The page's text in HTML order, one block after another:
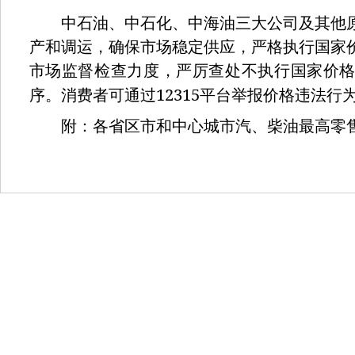
中石油、中石化、中海油三大公司及其他
产和调运，确保市场稳定供应，严格执行国家
市场监督检查力度，严厉查处不执行国家价
序。消费者可通过12315平台举报价格违法行
附：各省区市和中心城市汽、柴油最高零